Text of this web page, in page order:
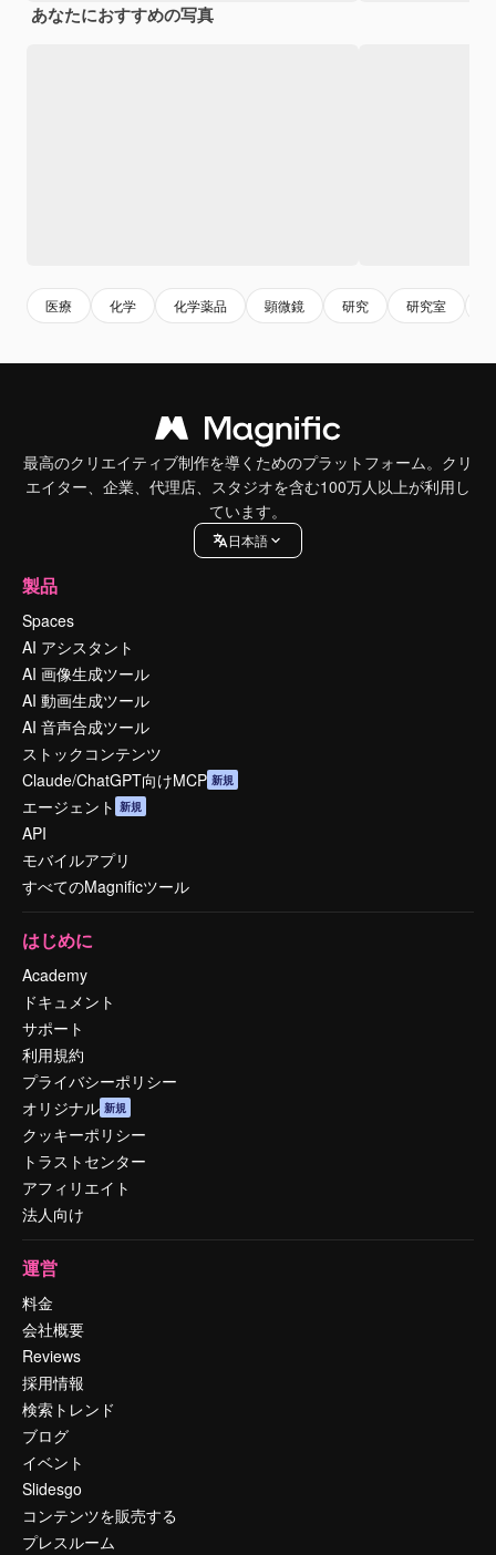
あなたにおすすめの写真
医療 化学 化学薬品 顕微鏡 研究 研究室
最高のクリエイティブ制作を導くためのプラットフォーム。クリ
エイター、企業、代理店、スタジオを含む100万人以上が利用し
ています。
日本語
製品
Spaces
AI アシスタント
AI 画像生成ツール
AI 動画生成ツール
AI 音声合成ツール
ストックコンテンツ
Claude/ChatGPT向けMCP 新規
エージェント 新規
API
モバイルアプリ
すべてのMagnificツール
はじめに
Academy
ドキュメント
サポート
利用規約
プライバシーポリシー
オリジナル 新規
クッキーポリシー
トラストセンター
アフィリエイト
法人向け
運営
料金
会社概要
Reviews
採用情報
検索トレンド
ブログ
イベント
Slidesgo
コンテンツを販売する
プレスルーム